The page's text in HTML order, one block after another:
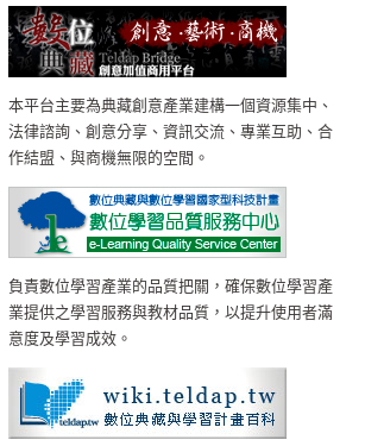
本平台主要為典藏創意產業建構一個資源集中、
法律諮詢、創意分享、資訊交流、專業互助、合
作結盟、與商機無限的空間。
負責數位學習產業的品質把關，確保數位學習產
業提供之學習服務與教材品質，以提升使用者滿
意度及學習成效。